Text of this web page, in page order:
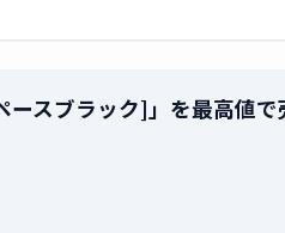
スブラック]」を最高値で